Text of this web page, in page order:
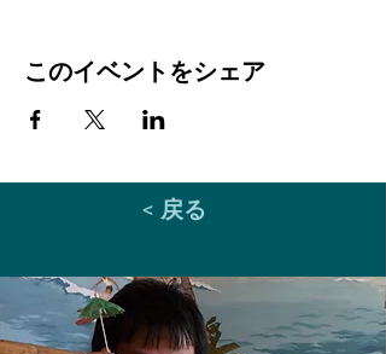
このイベントをシェア
< 戻る